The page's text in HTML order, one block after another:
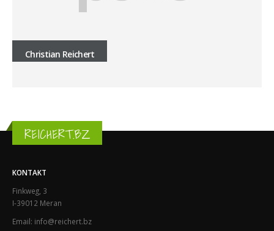
Christian Reichert
REICHERT.BZ
KONTAKT
Finkweg, 3
I-39012 Meran
Email: info@reichert.bz